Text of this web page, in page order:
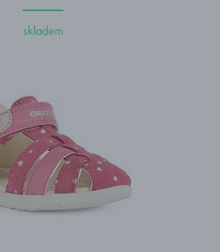
skladem